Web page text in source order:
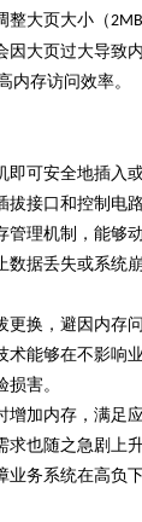
整大页大小（
大页过大导
内存访问效率。
即可安全地插入
接口和控制
理机制，能
数据丢失或系统
换，避因内存
能够在不影
害。
加内存，满
也随之急剧
业务系统在高负